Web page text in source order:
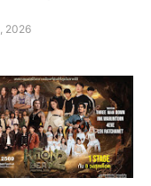
2026